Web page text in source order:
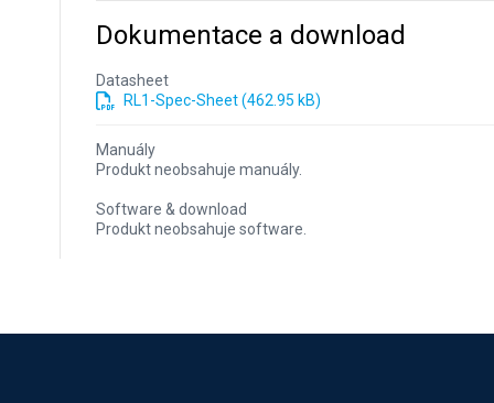
Dokumentace a download
Datasheet
RL1-Spec-Sheet (462.95 kB)
Manuály
Produkt neobsahuje manuály.
Software & download
Produkt neobsahuje software.